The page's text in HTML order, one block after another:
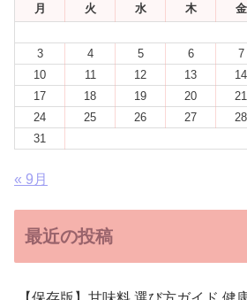
月 火 水 木 金
3
4 5 6 7
10
11 12 13 14
17
18 19 20 21
24
25 26 27 28
31
« 9月
最近の投稿